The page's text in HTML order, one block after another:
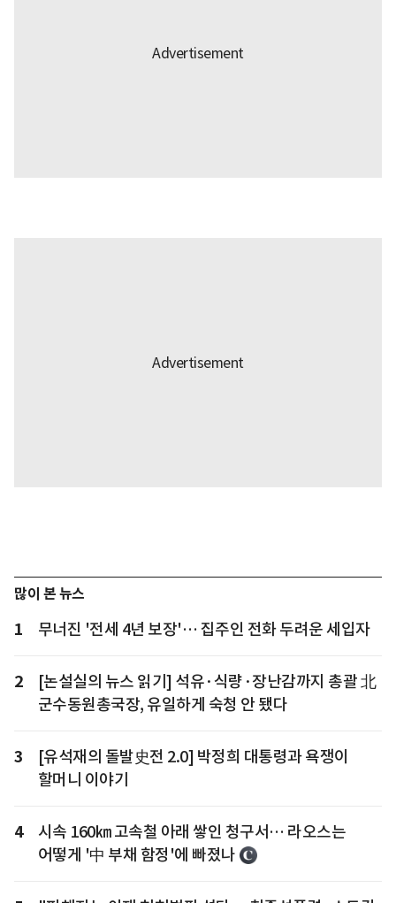
많이 본 뉴스
1 무너진 '전세 4년 보장'… 집주인 전화 두려운 세입자
2
[논설실의 뉴스 읽기] 석유·식량·장난감까지 총괄 北
군수동원총국장, 유일하게 숙청 안 됐다
3
[유석재의 돌발史전 2.0] 박정희 대통령과 욕쟁이
할머니 이야기
4
시속 160㎞ 고속철 아래 쌓인 청구서… 라오스는
어떻게 '中 부채 함정'에 빠졌나